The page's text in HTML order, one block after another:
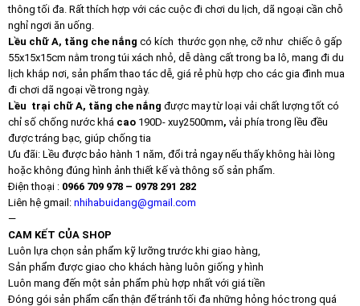
thông tối đa. Rất thích hợp với các cuộc đi chơi du lịch, dã ngoại cần chỗ
nghỉ ngơi ăn uống.
Lều chữ A, tăng che nắng có kích thước gọn nhẹ, cỡ như chiếc ô gấp
55x15x15cm nằm trong túi xách nhỏ, dễ dàng cất trong ba lô, mang đi du
lịch khắp nơi, sản phẩm thao tác dễ, giá rẻ phù hợp cho các gia đình mua
đi chơi dã ngoại về trong ngày.
Lều trại chữ A, tăng che nắng được may từ loại vải chất lượng tốt có
chỉ số chống nước khá cao 190D- xuy2500mm, vải phía trong lều đều
được tráng bạc, giúp chống tia
Ưu đãi: Lều được bảo hành 1 năm, đổi trả ngay nếu thấy không hài lòng
hoặc không đúng hình ảnh thiết kế và thông số sản phẩm.
Điện thoại : 0966 709 978 – 0978 291 282
Liên hệ gmail: nhihabuidang@gmail.com
—
CAM KẾT CỦA SHOP
Luôn lựa chọn sản phẩm kỹ lưỡng trước khi giao hàng,
Sản phẩm được giao cho khách hàng luôn giống y hình
Luôn mang đến một sản phẩm phù hợp nhất với giá tiền
Đóng gói sản phẩm cẩn thận để tránh tối đa những hỏng hóc trong quá